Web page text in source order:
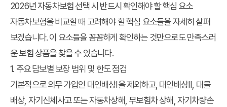
2026년 자동차보험 선택 시 반드시 확인해야 할 핵심 요소
자동차보험을 비교할 때 고려해야 할 핵심 요소들을 자세히 살펴
보겠습니다. 이 요소들을 꼼꼼하게 확인하는 것만으로도 만족스러
운 보험 상품을 찾을 수 있습니다.
1. 주요 담보별 보장 범위 및 한도 점검
기본적으로 의무 가입인 대인배상Ⅰ을 제외하고, 대인배상Ⅱ, 대물
배상, 자기신체사고 또는 자동차상해, 무보험차 상해, 자기차량손